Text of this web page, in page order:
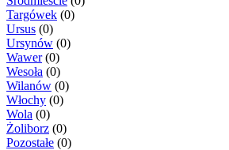
Targówek (0)
Ursus (0)
Ursynów (0)
Wawer(0)
Wesoła (0)
Wilanów (0)
Włochy (0)
Wola (0)
Żoliborz (0)
Pozostałe (0)